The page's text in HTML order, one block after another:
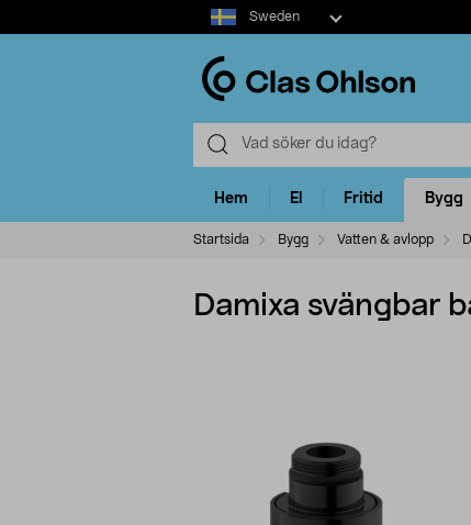
Select
market
Sweden
Hem El Fritid Bygg
Startsida Bygg Vatten & avlopp
Damixa svängbar